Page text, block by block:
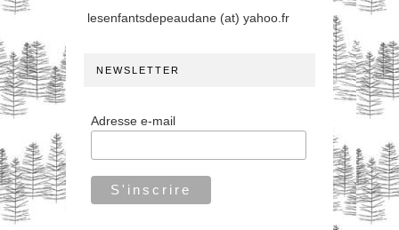
lesenfantsdepeaudane (at) yahoo.fr
NEWSLETTER
Adresse e-mail